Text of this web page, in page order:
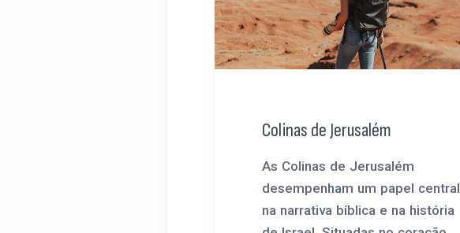
Colinas de Jerusalém
As Colinas de Jerusalém
desempenham um papel central
na narrativa bíblica e na história